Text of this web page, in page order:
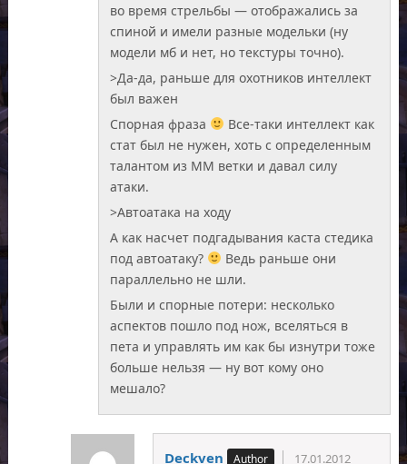
во время стрельбы — отображались за
спиной и имели разные модельки (ну
модели мб и нет, но текстуры точно).
>Да-да, раньше для охотников интеллект
был важен
Спорная фраза
Все-таки интеллект как
стат был не нужен, хоть с определенным
талантом из ММ ветки и давал силу
атаки.
>Автоатака на ходу
А как насчет подгадывания каста стедика
под автоатаку?
Ведь раньше они
параллельно не шли.
Были и спорные потери: несколько
аспектов пошло под нож, вселяться в
пета и управлять им как бы изнутри тоже
больше нельзя — ну вот кому оно
мешало?
Deckven 17.01.2012